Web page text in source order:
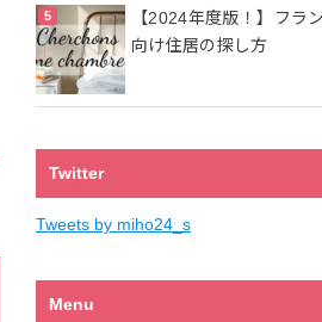
【2024年度版！】フラ
向け住居の探し方
Twitter
Tweets by miho24_s
Menu